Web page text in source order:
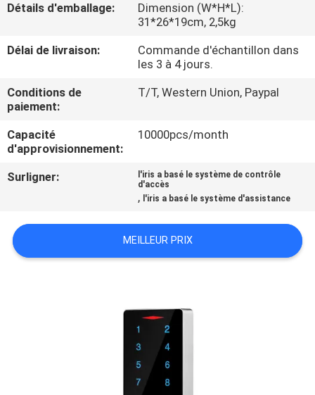
VISITE
DE
CONTRÔLE
DE
LA
QUALITÉ
NOUS
CONTACTER
Détails d'emballage:
Dimension (W*H*L):
31*26*19cm, 2,5kg
Délai de livraison:
Commande d'échantillon dans
les 3 à 4 jours.
Conditions de
paiement:
T/T, Western Union, Paypal
Capacité
d'approvisionnement:
10000pcs/month
Surligner:
l'iris a basé le système de contrôle
d'accès
, l'iris a basé le système d'assistance
MEILLEUR PRIX